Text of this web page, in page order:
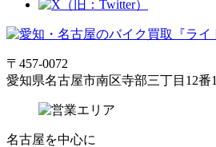
〒457-0072
愛知県名古屋市南区寺部三丁目12番1
名古屋を中心に